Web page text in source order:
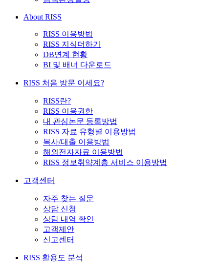
About RISS
RISS 이용방법
RISS 지식더하기
DB연계 현황
BI 및 배너 다운로드
RISS 처음 방문 이세요?
RISS란?
RISS 이용권한
내 관심논문 등록방법
RISS 자료 유형별 이용방법
복사/대출 이용방법
해외전자자료 이용방법
RISS 정보취약계층 서비스 이용방법
고객센터
자주 찾는 질문
상담 신청
상담 내역 확인
고객제안
신고센터
RISS 활용도 분석